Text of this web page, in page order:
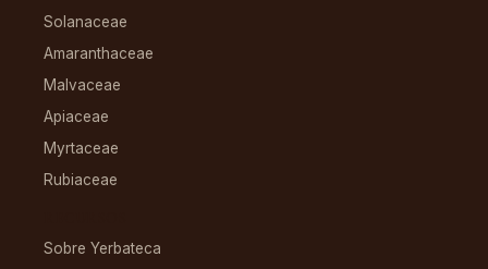
Solanaceae
Amaranthaceae
Malvaceae
Apiaceae
Myrtaceae
Rubiaceae
Sobre Yerbateca